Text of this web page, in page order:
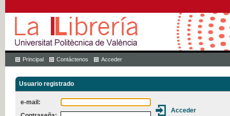
Principal Contáctenos Acceder
Usuario registrado
e-mail: